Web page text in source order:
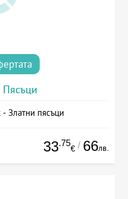
Пясъци
Златни пясъци
33.75
€ / 66лв.